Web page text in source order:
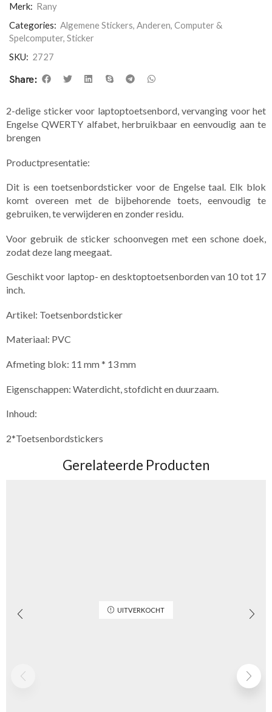
Merk: Rany
Categories: Algemene Stickers, Anderen, Computer &
Spelcomputer, Sticker
SKU: 2727
Share:
2-delige sticker voor laptoptoetsenbord, vervanging voor het
Engelse QWERTY alfabet, herbruikbaar en eenvoudig aan te
brengen
Productpresentatie:
Dit is een toetsenbordsticker voor de Engelse taal. Elk blok
komt overeen met de bijbehorende toets, eenvoudig te
gebruiken, te verwijderen en zonder residu.
Voor gebruik de sticker schoonvegen met een schone doek,
zodat deze lang meegaat.
Geschikt voor laptop- en desktoptoetsenborden van 10 tot 17
inch.
Artikel: Toetsenbordsticker
Materiaal: PVC
Afmeting blok: 11 mm * 13 mm
Eigenschappen: Waterdicht, stofdicht en duurzaam.
Inhoud:
2*Toetsenbordstickers
Gerelateerde Producten
UITVERKOCHT